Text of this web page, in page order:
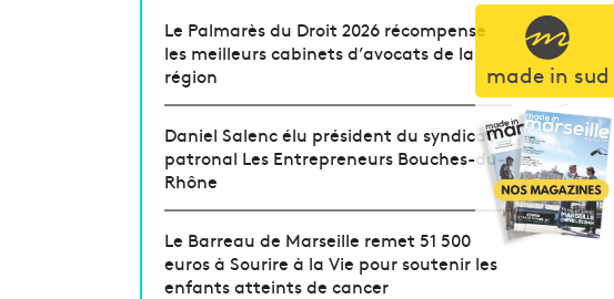
made in sud
Le Palmarès du Droit 2026 récompense
les meilleurs cabinets d’avocats de la
région
Daniel Salenc élu président du syndicat
patronal Les Entrepreneurs Bouches-du-
Rhône
Le Barreau de Marseille remet 51 500
euros à Sourire à la Vie pour soutenir les
enfants atteints de cancer